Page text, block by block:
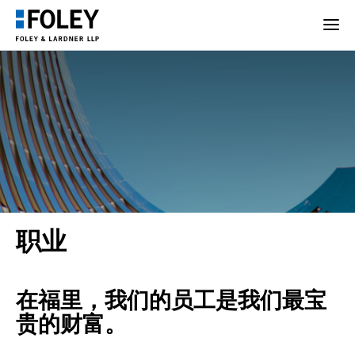
职业
在福里，我们的员工是我们最宝
贵的财富。